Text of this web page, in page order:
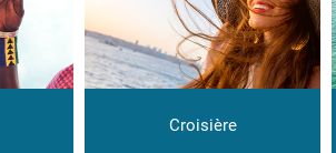
Croisière